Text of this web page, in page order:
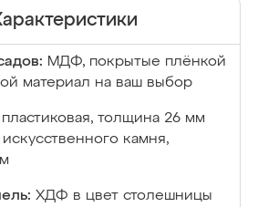
МДФ, покрытые плёнкой
материал на ваш выбор
пластиковая, толщина 26 мм
камня,
ХДФ в цвет столешницы